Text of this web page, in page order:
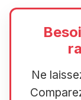
Ne